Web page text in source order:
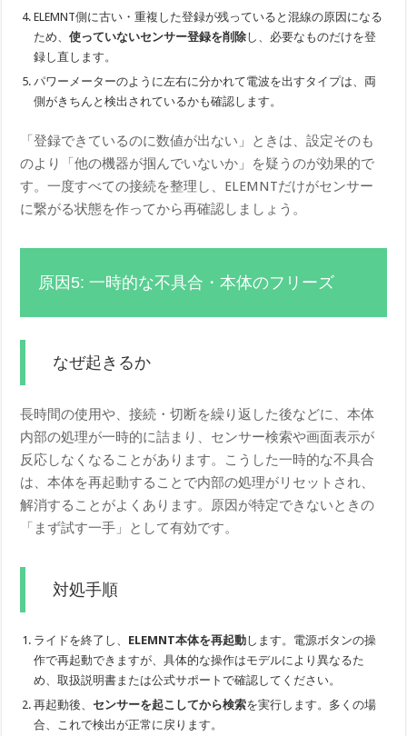
ELEMNT側に古い・重複した登録が残っていると混線の原因になる
ため、使っていないセンサー登録を削除し、必要なものだけを登
録し直します。
パワーメーターのように左右に分かれて電波を出すタイプは、両
側がきちんと検出されているかも確認します。
「登録できているのに数値が出ない」ときは、設定そのも
のより「他の機器が掴んでいないか」を疑うのが効果的で
す。一度すべての接続を整理し、ELEMNTだけがセンサー
に繋がる状態を作ってから再確認しましょう。
原因5: 一時的な不具合・本体のフリーズ
なぜ起きるか
長時間の使用や、接続・切断を繰り返した後などに、本体
内部の処理が一時的に詰まり、センサー検索や画面表示が
反応しなくなることがあります。こうした一時的な不具合
は、本体を再起動することで内部の処理がリセットされ、
解消することがよくあります。原因が特定できないときの
「まず試す一手」として有効です。
対処手順
ライドを終了し、 ELEMNT本体を再起動します。電源ボタンの操
作で再起動できますが、具体的な操作はモデルにより異なるた
め、取扱説明書または公式サポートで確認してください。
再起動後、センサーを起こしてから検索を実行します。多くの場
合、これで検出が正常に戻ります。